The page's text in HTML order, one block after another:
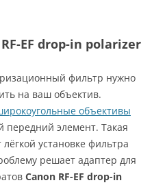
EF drop-in polarizer
фильтр нужно
на ваш объектив.
объективы
элемент. Такая
установке фильтра
решает адаптер для
Canon RF-EF drop-in